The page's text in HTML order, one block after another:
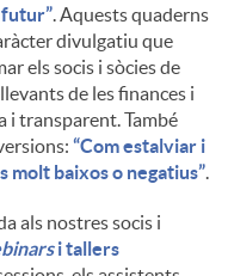
. Aquests quaderns
divulgatiu que
els socis i sòcies de
de les finances i
i transparent. També
“Com estalviar i
molt baixos o negatius”.
als nostres socis i
i tallers